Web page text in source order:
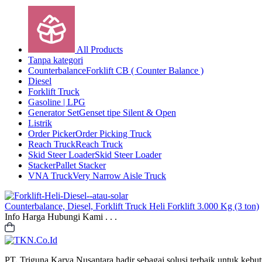
All Products
Tanpa kategori
CounterbalanceForklift CB ( Counter Balance )
Diesel
Forklift Truck
Gasoline | LPG
Generator SetGenset tipe Silent & Open
Listrik
Order PickerOrder Picking Truck
Reach TruckReach Truck
Skid Steer LoaderSkid Steer Loader
StackerPallet Stacker
VNA TruckVery Narrow Aisle Truck
Counterbalance, Diesel, Forklift Truck Heli Forklift 3.000 Kg (3 ton)
Info Harga Hubungi Kami . . .
PT. Triguna Karya Nusantara hadir sebagai solusi terbaik untuk